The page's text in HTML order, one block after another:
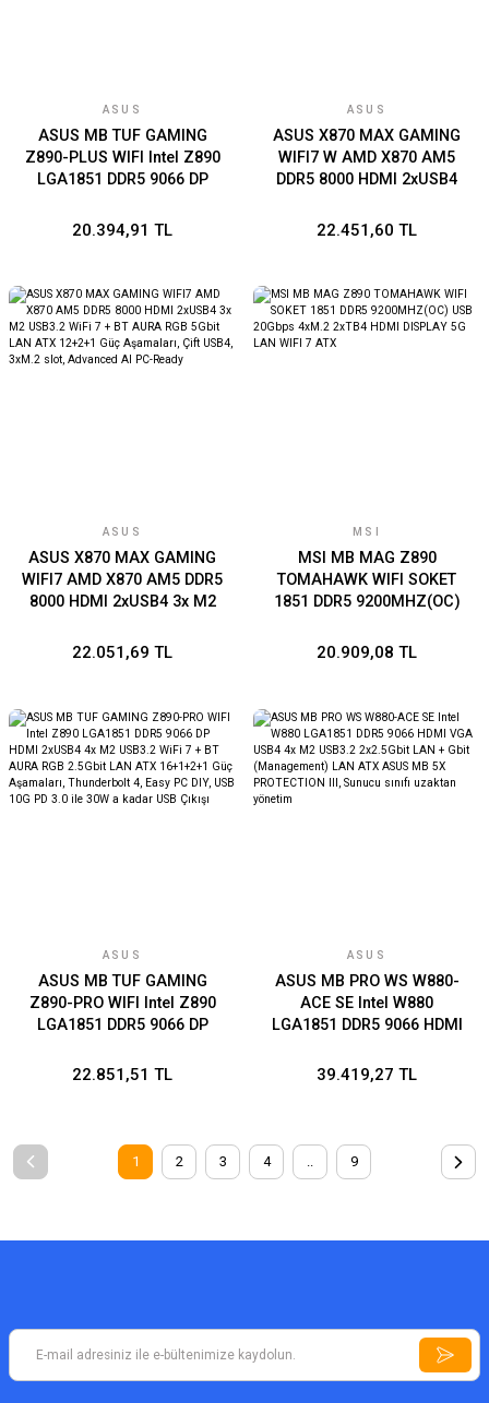
ASUS
ASUS MB TUF GAMING
Z890-PLUS WIFI Intel Z890
LGA1851 DDR5 9066 DP
WiFi 7 + BT AURA RGB
Thunderbolt 4, Easy PC DIY,
ASUS MB AI Teknolojieri
20.394,91 TL
ASUS
ASUS X870 MAX GAMING
WIFI7 W AMD X870 AM5
DDR5 8000 HDMI 2xUSB4
AURA RGB 5Gbit LAN ATX
Advanced AI PC-Ready,
Beyaz Tasarım
22.451,60 TL
ASUS
ASUS X870 MAX GAMING
WIFI7 AMD X870 AM5 DDR5
8000 HDMI 2xUSB4 3x M2
RGB 5Gbit LAN ATX 12+2+1
PC-Ready
22.051,69 TL
MSI
MSI MB MAG Z890
TOMAHAWK WIFI SOKET
1851 DDR5 9200MHZ(OC)
HDMI DISPLAY 5G LAN WIFI
20.909,08 TL
ASUS
ASUS MB TUF GAMING
Z890-PRO WIFI Intel Z890
LGA1851 DDR5 9066 DP
USB3.2 WiFi 7 + BT AURA
USB 10G PD 3.0 ile 30W a
kadar USB Çıkışı
22.851,51 TL
ASUS
ASUS MB PRO WS W880-
ACE SE Intel W880
LGA1851 DDR5 9066 HDMI
2x2.5Gbit LAN + Gbit
yönetim
39.419,27 TL
1 2 3 4 .. 9